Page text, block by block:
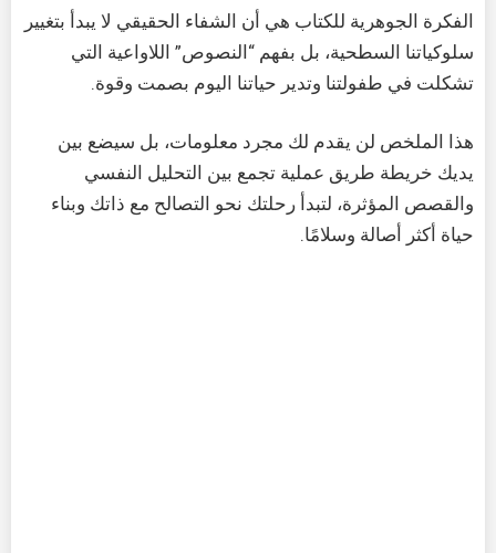
الفكرة الجوهرية للكتاب هي أن الشفاء الحقيقي لا يبدأ بتغيير
سلوكياتنا السطحية، بل بفهم “النصوص” اللاواعية التي
تشكلت في طفولتنا وتدير حياتنا اليوم بصمت وقوة.
هذا الملخص لن يقدم لك مجرد معلومات، بل سيضع بين
يديك خريطة طريق عملية تجمع بين التحليل النفسي
والقصص المؤثرة، لتبدأ رحلتك نحو التصالح مع ذاتك وبناء
حياة أكثر أصالة وسلامًا.